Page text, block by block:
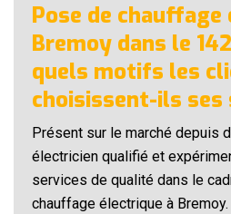
Pose de
Bremoy dans le
quels motifs les
choisissent-ils ses
Présent sur le marché depuis
électricien qualifié et
services de qualité dans le
chauffage électrique à